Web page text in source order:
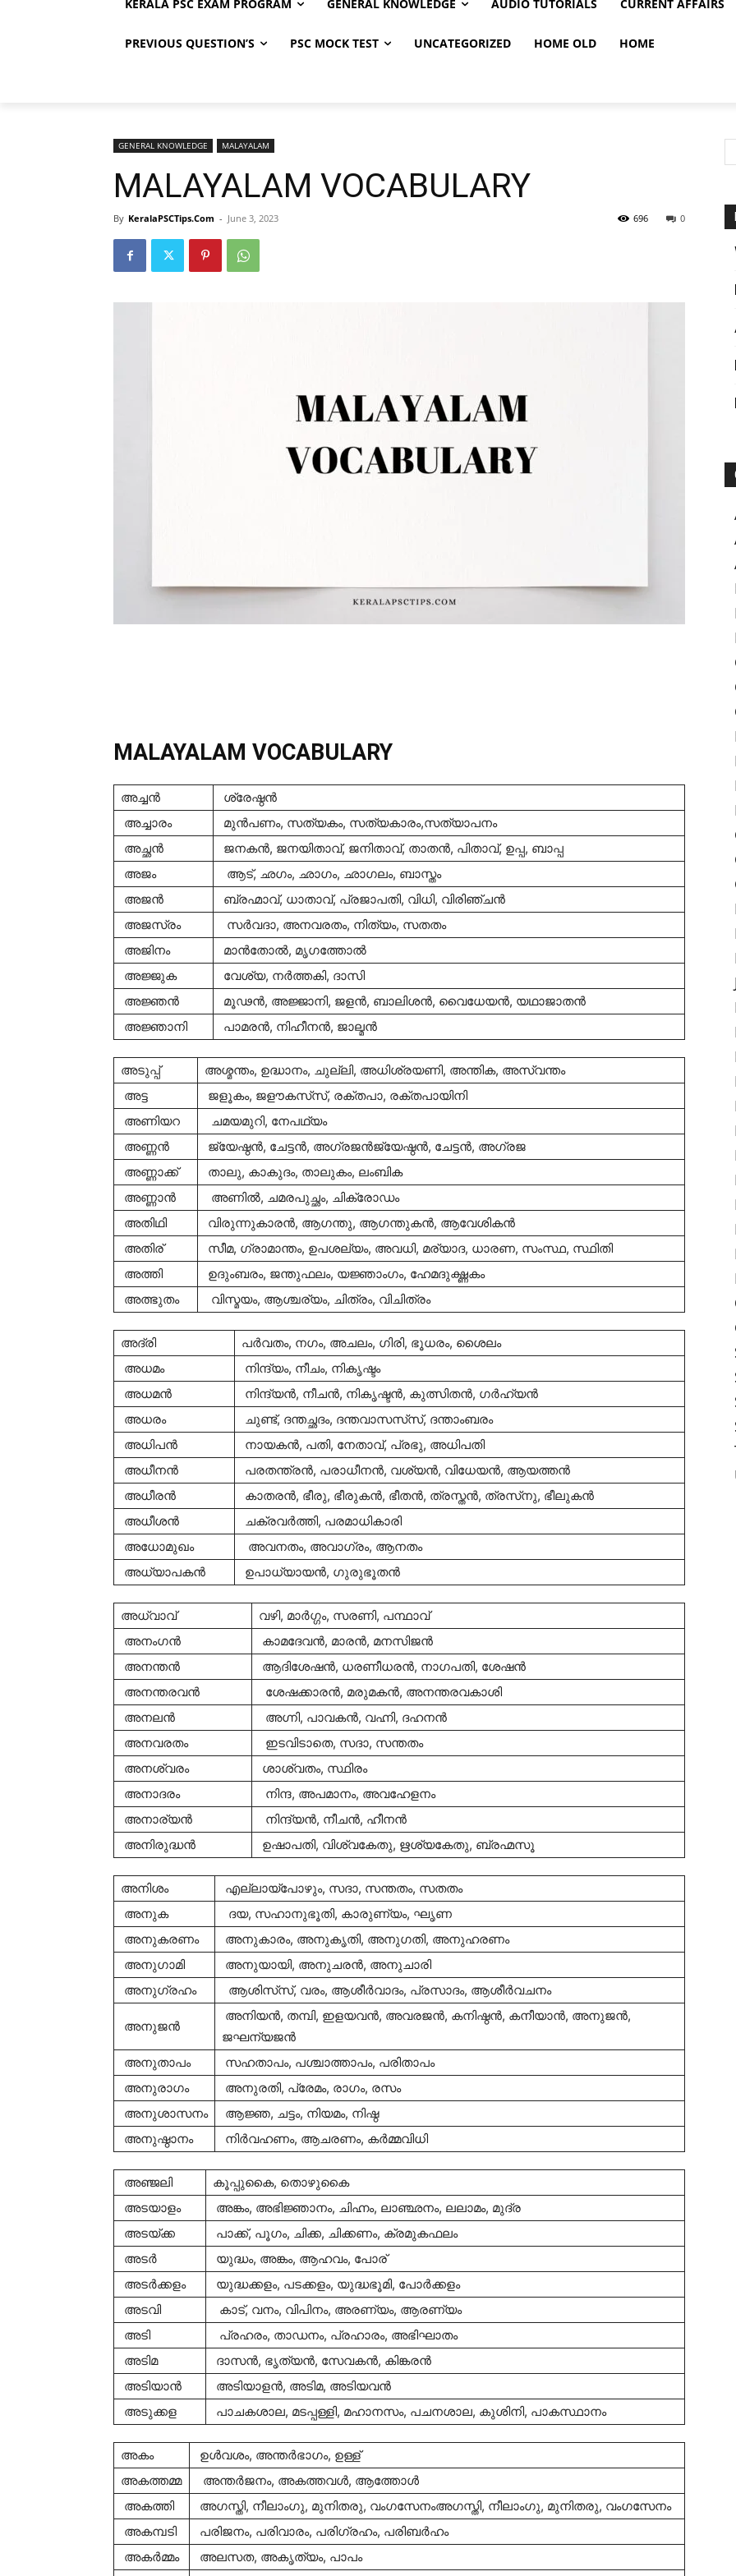
KERALA PSC EXAM PROGRAM GENERAL KNOWLEDGE AUDIO TUTORIALS CURRENT AFFAIRS
PREVIOUS QUESTION’S PSC MOCK TEST UNCATEGORIZED HOME OLD HOME
GENERAL KNOWLEDGE MALAYALAM
MALAYALAM VOCABULARY
By KeralaPSCTips.Com - June 3, 2023 0
696
MALAYALAM VOCABULARY
അച്ചന്‍
ശ്രേഷ്ഠന്‍
അച്ചാരം
മുന്‍പണം, സത്യകം, സത്യകാരം,സത്യാപനം
അച്ഛന്‍
ജനകന്‍, ജനയിതാവ്, ജനിതാവ്, താതന്‍, പിതാവ്, ഉപ്പ, ബാപ്പ
അജം
ആട്, ഛഗം, ഛാഗം, ഛാഗലം, ബാസ്തം
അജന്‍
ബ്രഹ്മാവ്, ധാതാവ്, പ്രജാപതി, വിധി, വിരിഞ്ചന്‍
അജസ്രം
സര്‍വദാ, അനവരതം, നിത്യം, സതതം
അജിനം
മാന്‍തോല്‍, മൃഗത്തോല്‍
അജ്ജുക
വേശ്യ, നര്‍ത്തകി, ദാസി
അജ്ഞന്‍
മൂഢന്‍, അജ്ജാനി, ജളന്‍, ബാലിശന്‍, വൈധേയന്‍, യഥാജാതന്‍
അജ്ഞാനി
പാമരന്‍, നിഹീനന്‍, ജാല്മന്‍
അടുപ്പ്
അശ്മന്തം, ഉദ്ധാനം, ചുല്ലി, അധിശ്രയണി, അന്തിക, അസ്വന്തം
അട്ട
ജളൂകം, ജളൗകസ്‌സ്, രക്തപാ, രക്തപായിനി
അണിയറ
ചമയമുറി, നേപഥ്യം
അണ്ണന്‍
ജ്യേഷ്ഠന്‍, ചേട്ടന്‍, അഗ്രജന്‍ജ്യേഷ്ഠന്‍, ചേട്ടന്‍, അഗ്രജ
അണ്ണാക്ക്
താലു, കാകുദം, താലുകം, ലംബിക
അണ്ണാന്‍
അണില്‍, ചമരപുച്ഛം, ചിക്രോഡം
അതിഥി
വിരുന്നുകാരന്‍, ആഗന്തു, ആഗന്തുകന്‍, ആവേശികന്‍
അതിര്
സീമ, ഗ്രാമാന്തം, ഉപശല്യം, അവധി, മര്യാദ, ധാരണ, സംസ്ഥ, സ്ഥിതി
അത്തി
ഉദുംബരം, ജന്തുഫലം, യജ്ഞാംഗം, ഹേമദുഗ്ദ്ധകം
അത്ഭുതം
വിസ്മയം, ആശ്ചര്യം, ചിത്രം, വിചിത്രം
അദ്രി
പര്‍വതം, നഗം, അചലം, ഗിരി, ഭൂധരം, ശൈലം
അധമം
നിന്ദ്യം, നീചം, നികൃഷ്ടം
അധമന്‍
നിന്ദ്യന്‍, നീചന്‍, നികൃഷ്ടന്‍, കുത്സിതന്‍, ഗര്‍ഹ്യന്‍
അധരം
ചുണ്ട്, ദന്തച്ഛദം, ദന്തവാസസ്‌സ്, ദന്താംബരം
അധിപന്‍
നായകന്‍, പതി, നേതാവ്, പ്രഭു, അധിപതി
അധീനന്‍
പരതന്ത്രന്‍, പരാധീനന്‍, വശ്യന്‍, വിധേയന്‍, ആയത്തന്‍
അധീരന്‍
കാതരന്‍, ഭീരു, ഭീരുകന്‍, ഭീതന്‍, ത്രസ്തന്‍, ത്രസ്‌നു, ഭീലുകന്‍
അധീശന്‍
ചക്രവര്‍ത്തി, പരമാധികാരി
അധോമുഖം
അവനതം, അവാഗ്രം, ആനതം
അധ്യാപകന്‍
ഉപാധ്യായന്‍, ഗുരുഭൂതന്‍
അധ്വാവ്
വഴി, മാര്‍ഗ്ഗം, സരണി, പന്ഥാവ്
അനംഗന്‍
കാമദേവന്‍, മാരന്‍, മനസിജന്‍
അനന്തന്‍
ആദിശേഷന്‍, ധരണീധരന്‍, നാഗപതി, ശേഷന്‍
അനന്തരവന്‍
ശേഷക്കാരന്‍, മരുമകന്‍, അനന്തരവകാശി
അനലന്‍
അഗ്നി, പാവകന്‍, വഹ്നി, ദഹനന്‍
അനവരതം
ഇടവിടാതെ, സദാ, സന്തതം
അനശ്വരം
ശാശ്വതം, സ്ഥിരം
അനാദരം
നിന്ദ, അപമാനം, അവഹേളനം
അനാര്യന്‍
നിന്ദ്യന്‍, നീചന്‍, ഹീനന്‍
അനിരുദ്ധന്‍
ഉഷാപതി, വിശ്വകേതു, ഋശ്യകേതു, ബ്രഹ്മസൂ
അനിശം
എല്ലായ്‌പോഴും, സദാ, സന്തതം, സതതം
അനുക
ദയ, സഹാനുഭൂതി, കാരുണ്യം, ഘൃണ
അനുകരണം
അനുകാരം, അനുകൃതി, അനുഗതി, അനുഹരണം
അനുഗാമി
അനുയായി, അനുചരന്‍, അനുചാരി
അനുഗ്രഹം
ആശിസ്‌സ്, വരം, ആശീര്‍വാദം, പ്രസാദം, ആശീര്‍വചനം
അനുജന്‍
അനിയന്‍, തമ്പി, ഇളയവന്‍, അവരജന്‍, കനിഷ്ഠന്‍, കനീയാന്‍, അനുജന്‍,
ജഘന്യജന്‍
അനുതാപം
സഹതാപം, പശ്ചാത്താപം, പരിതാപം
അനുരാഗം
അനുരതി, പ്രേമം, രാഗം, രസം
അനുശാസനം
ആജ്ഞ, ചട്ടം, നിയമം, നിഷ്ഠ
അനുഷ്ഠാനം
നിര്‍വഹണം, ആചരണം, കര്‍മ്മവിധി
അഞ്ജലി
കൂപ്പുകൈ, തൊഴുകൈ
അടയാളം
അങ്കം, അഭിജ്ഞാനം, ചിഹ്നം, ലാഞ്ഛനം, ലലാമം, മുദ്ര
അടയ്ക്ക
പാക്ക്, പൂഗം, ചിക്ക, ചിക്കണം, ക്രമുകഫലം
അടര്‍
യുദ്ധം, അങ്കം, ആഹവം, പോര്
അടര്‍ക്കളം
യുദ്ധക്കളം, പടക്കളം, യുദ്ധഭൂമി, പോര്‍ക്കളം
അടവി
കാട്, വനം, വിപിനം, അരണ്യം, ആരണ്യം
അടി
പ്രഹരം, താഡനം, പ്രഹാരം, അഭിഘാതം
അടിമ
ദാസന്‍, ഭൃത്യന്‍, സേവകന്‍, കിങ്കരന്‍
അടിയാന്‍
അടിയാളന്‍, അടിമ, അടിയവന്‍
അടുക്കള
പാചകശാല, മടപ്പള്ളി, മഹാനസം, പചനശാല, കുശിനി, പാകസ്ഥാനം
അകം
ഉള്‍വശം, അന്തര്‍ഭാഗം, ഉള്ള്
അകത്തമ്മ
അന്തര്‍ജനം, അകത്തവള്‍, ആത്തോള്‍
അകത്തി
അഗസ്തി, നീലാംഗു, മുനിതരു, വംഗസേനംഅഗസ്തി, നീലാംഗു, മുനിതരു, വംഗസേനം
അകമ്പടി
പരിജനം, പരിവാരം, പരിഗ്രഹം, പരിബര്‍ഹം
അകര്‍മ്മം
അലസത, അകൃത്യം, പാപം